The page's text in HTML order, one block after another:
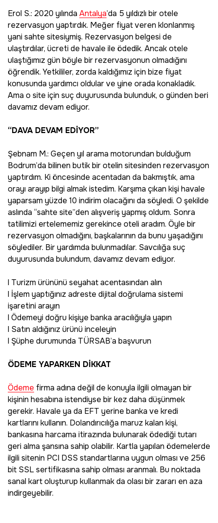
Erol S.: 2020 yılında Antalya’da 5 yıldızlı bir otele
rezervasyon yaptırdık. Meğer fiyat veren klonlanmış
yani sahte sitesiymiş. Rezervasyon belgesi de
ulaştırdılar, ücreti de havale ile ödedik. Ancak otele
ulaştığımız gün böyle bir rezervasyonun olmadığını
öğrendik. Yetkililer, zorda kaldığımız için bize fiyat
konusunda yardımcı oldular ve yine orada konakladık.
Ama o site için suç duyurusunda bulunduk, o günden beri
davamız devam ediyor.
“DAVA DEVAM EDİYOR”
Şebnam M.: Geçen yıl arama motorundan bulduğum
Bodrum’da bilinen butik bir otelin sitesinden rezervasyon
yaptırdım. Ki öncesinde acentadan da bakmıştık, ama
orayı arayıp bilgi almak istedim. Karşıma çıkan kişi havale
yaparsam yüzde 10 indirim olacağını da söyledi. O şekilde
aslında “sahte site”den alışveriş yapmış oldum. Sonra
tatilimizi ertelememiz gerekince oteli aradım. Öyle bir
rezervasyon olmadığını, başkalarının da bunu yaşadığını
söylediler. Bir yardımda bulunmadılar. Savcılığa suç
duyurusunda bulundum, davamız devam ediyor.
l Turizm ürününü seyahat acentasından alın
l İşlem yaptığınız adreste dijital doğrulama sistemi
işaretini arayın
l Ödemeyi doğru kişiye banka aracılığıyla yapın
l Satın aldığınız ürünü inceleyin
l Şüphe durumunda TÜRSAB’a başvurun
ÖDEME YAPARKEN DİKKAT
Ödeme firma adına değil de konuyla ilgili olmayan bir
kişinin hesabına istendiyse bir kez daha düşünmek
gerekir. Havale ya da EFT yerine banka ve kredi
kartlarını kullanın. Dolandırıcılığa maruz kalan kişi,
bankasına harcama itirazında bulunarak ödediği tutarı
geri alma şansına sahip olabilir. Kartla yapılan ödemelerde
ilgili sitenin PCI DSS standartlarına uygun olması ve 256
bit SSL sertifikasına sahip olması aranmalı. Bu noktada
sanal kart oluşturup kullanmak da olası bir zararı en aza
indirgeyebilir.